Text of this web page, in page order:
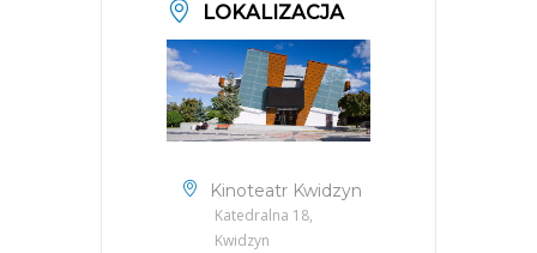
LOKALIZACJA
Kinoteatr Kwidzyn
Katedralna 18,
Kwidzyn